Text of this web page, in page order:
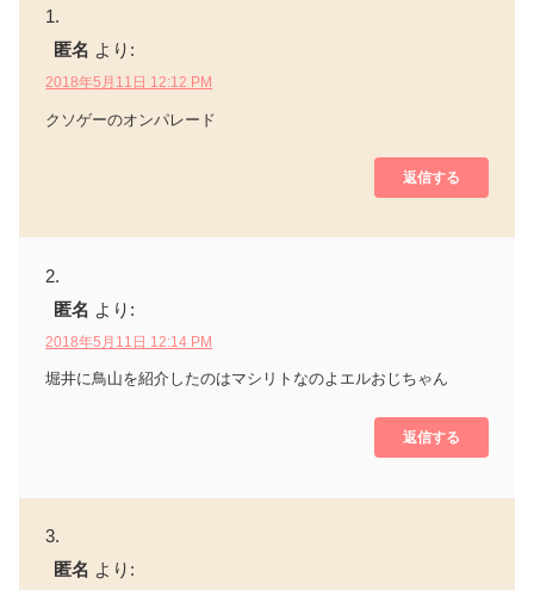
匿名 より:
2018年5月11日 12:12 PM
クソゲーのオンパレード
返信する
匿名 より:
2018年5月11日 12:14 PM
堀井に鳥山を紹介したのはマシリトなのよエルおじちゃん
返信する
匿名 より: